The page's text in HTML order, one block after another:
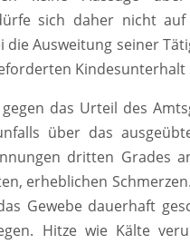
sich daher nicht
die Ausweitung seiner
Kindesunterhalt
das Urteil des
über das
dritten Grades
erheblichen
Gewebe dauerhaft
Hitze wie Kälte